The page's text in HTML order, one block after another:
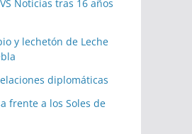
Noticias tras 16 años
y lechetón de Leche
diplomáticas
frente a los Soles de